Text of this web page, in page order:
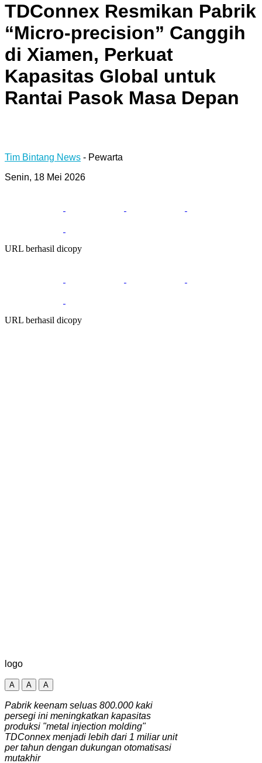
TDConnex Resmikan Pabrik
“Micro-precision” Canggih
di Xiamen, Perkuat
Kapasitas Global untuk
Rantai Pasok Masa Depan
Tim Bintang News - Pewarta
Senin, 18 Mei 2026
URL berhasil dicopy
URL berhasil dicopy
logo
A A A
Pabrik keenam seluas 800.000 kaki
persegi ini meningkatkan kapasitas
produksi "metal injection molding"
TDConnex menjadi lebih dari 1 miliar unit
per tahun dengan dukungan otomatisasi
mutakhir